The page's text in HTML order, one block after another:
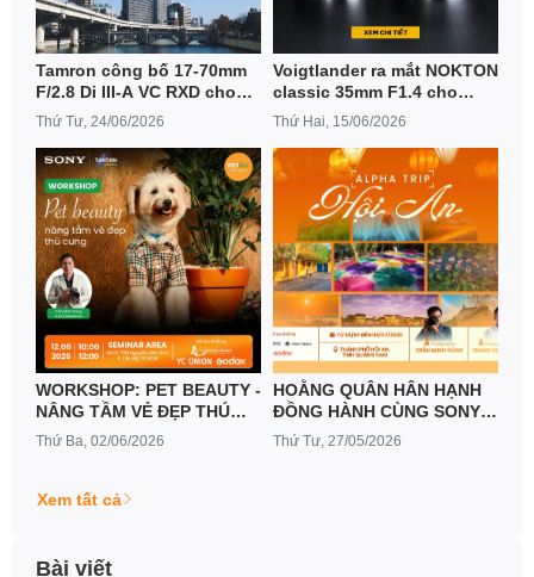
Tamron công bố 17-70mm
F/2.8 Di III-A VC RXD cho
Nikon Z & Canon RF
Thứ Tư, 24/06/2026
Voigtlander ra mắt NOKTON
classic 35mm F1.4 cho
Nikon Z & Canon RF
Thứ Hai, 15/06/2026
WORKSHOP: PET BEAUTY -
NÂNG TẦM VẺ ĐẸP THÚ
CƯNG CÙNG SỰ ĐỒNG
HÀNH CỦA HOẰNG QUÂN
Thứ Ba, 02/06/2026
HOẰNG QUÂN HÂN HẠNH
ĐỒNG HÀNH CÙNG SONY
TẠI ALPHA TRIP HỘI AN
Thứ Tư, 27/05/2026
Xem tất cả
Bài viết